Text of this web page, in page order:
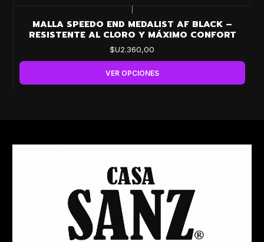
MALLA SPEEDO END MEDALIST AF BLACK –
RESISTENTE AL CLORO Y MÁXIMO CONFORT
$U2.360,00
VER OPCIONES